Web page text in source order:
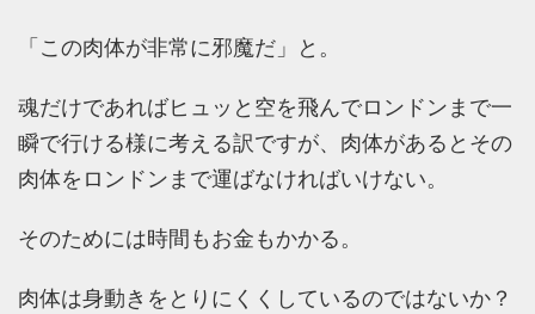
「この肉体が非常に邪魔だ」と。
魂だけであればヒュッと空を飛んでロンドンまで一
瞬で行ける様に考える訳ですが、肉体があるとその
肉体をロンドンまで運ばなければいけない。
そのためには時間もお金もかかる。
肉体は身動きをとりにくくしているのではないか？